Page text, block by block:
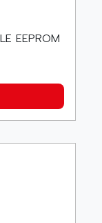
EEPROM